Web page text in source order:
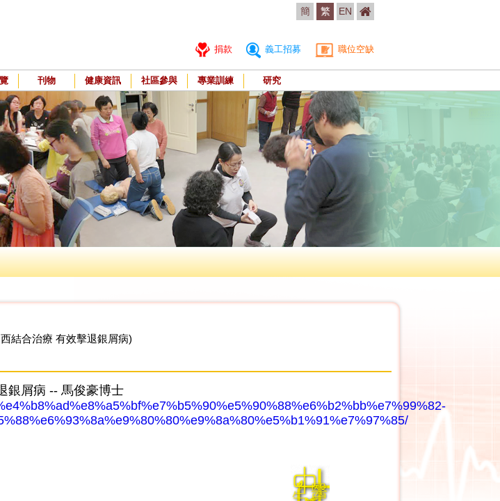
簡 繁 EN
捐款 義工招募 職位空缺
刊物 健康資訊 社區參與 專業訓練 研究
結合治療 有效擊退銀屑病)
銀屑病 -- 馬俊豪博士